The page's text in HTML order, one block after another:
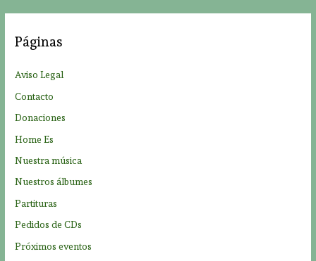
r
:
Páginas
Aviso Legal
Contacto
Donaciones
Home Es
Nuestra música
Nuestros álbumes
Partituras
Pedidos de CDs
Próximos eventos